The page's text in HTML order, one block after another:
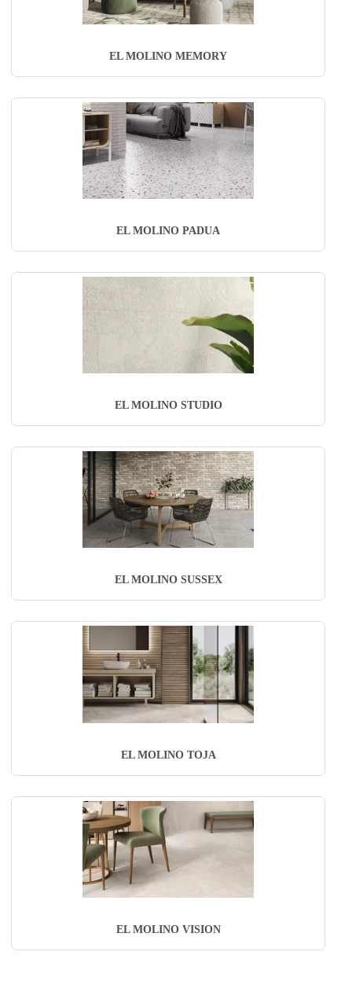
EL MOLINO MEMORY
EL MOLINO PADUA
EL MOLINO STUDIO
EL MOLINO SUSSEX
EL MOLINO TOJA
EL MOLINO VISION